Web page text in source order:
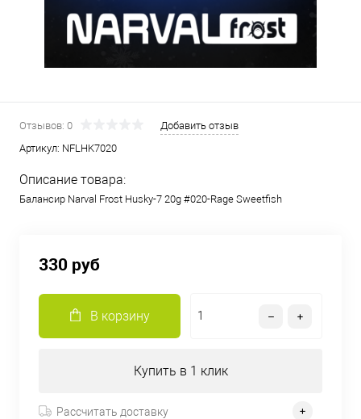
Отзывов: 0
Добавить отзыв
Артикул: NFLHK7020
Описание товара:
Балансир Narval Frost Husky-7 20g #020-Rage Sweetfish
330 руб
В корзину
Купить в 1 клик
Рассчитать доставку